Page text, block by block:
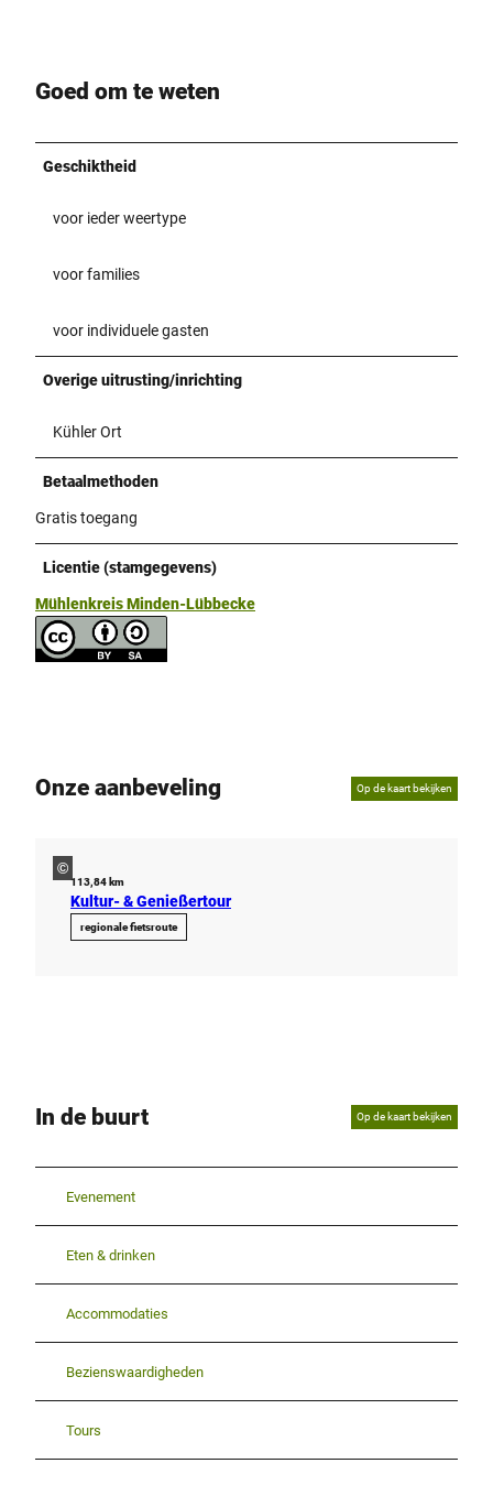
Goed om te weten
Geschiktheid
voor ieder weertype
voor families
voor individuele gasten
Overige uitrusting/inrichting
Kühler Ort
Betaalmethoden
Gratis toegang
Licentie (stamgegevens)
Mühlenkreis Minden-Lübbecke
Onze aanbeveling Op de kaart bekijken
©
113,84 km
Kultur- & Genießertour
regionale fietsroute
In de buurt Op de kaart bekijken
Evenement
Eten & drinken
Accommodaties
Bezienswaardigheden
Tours